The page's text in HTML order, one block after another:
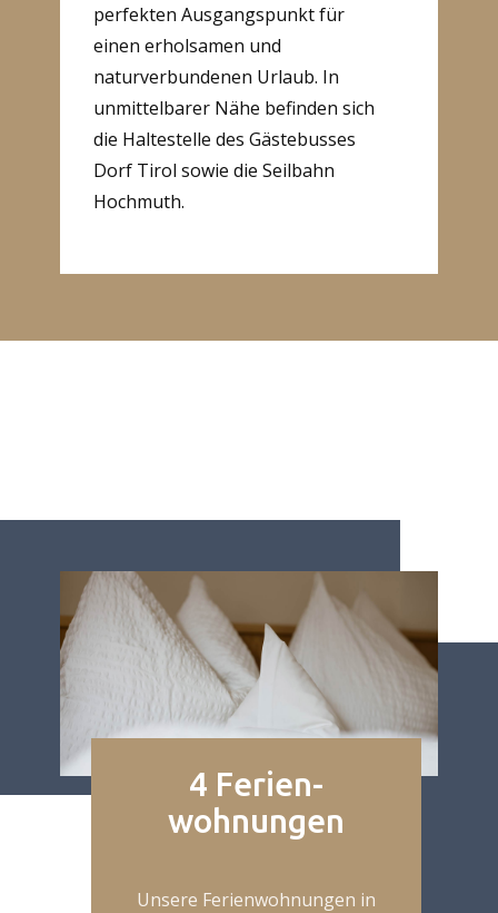
perfekten Ausgangspunkt für
einen erholsamen und
naturverbundenen Urlaub. In
unmittelbarer Nähe befinden sich
die Haltestelle des Gästebusses
Dorf Tirol sowie die Seilbahn
Hochmuth.
4 Ferien-
wohnungen
Unsere Ferienwohnungen in